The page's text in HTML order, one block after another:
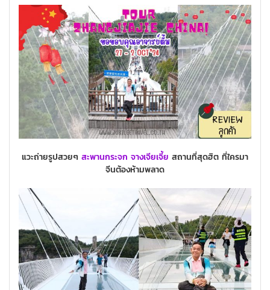
แวะถ่ายรูปสวยๆ สะพานกระจก จางเจียเจี้ย สถานที่สุดฮิต ที่ใครมา
จีนต้องห้ามพลาด